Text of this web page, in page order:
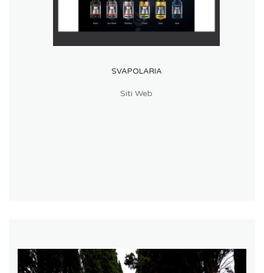
SVAPOLARIA
Siti Web